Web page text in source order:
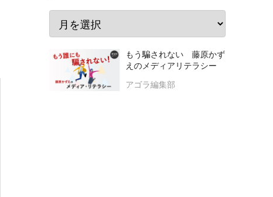
もう騙されない 藤原かず
えのメディアリテラシー
アゴラ編集部